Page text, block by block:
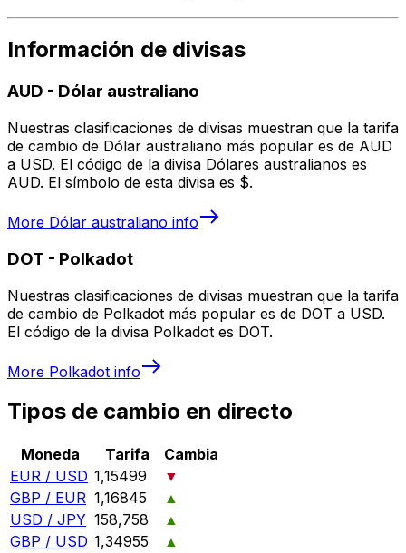
Información de divisas
AUD - Dólar australiano
Nuestras clasificaciones de divisas muestran que la tarifa
de cambio de Dólar australiano más popular es de AUD
a USD. El código de la divisa Dólares australianos es
AUD. El símbolo de esta divisa es $.
More Dólar australiano info
DOT - Polkadot
Nuestras clasificaciones de divisas muestran que la tarifa
de cambio de Polkadot más popular es de DOT a USD.
El código de la divisa Polkadot es DOT.
More Polkadot info
Tipos de cambio en directo
Moneda Tarifa
Cambia
EUR / USD 1,15499
▼
GBP / EUR 1,16845
▲
USD / JPY 158,758
▲
GBP / USD 1,34955
▲